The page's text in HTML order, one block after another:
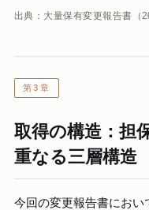
出典：大量保有変更報告書（
第3章
取得の構造：担
重なる三層構造
今回の変更報告書におい